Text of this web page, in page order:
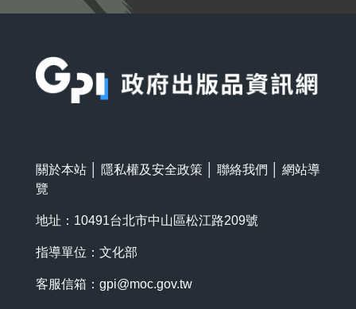
關於本站 隱私權及安全政策 聯絡我們
網站導
覽
地址：10491台北市中山區松江路209號
指導單位：文化部
客服信箱： gpi@moc.gov.tw